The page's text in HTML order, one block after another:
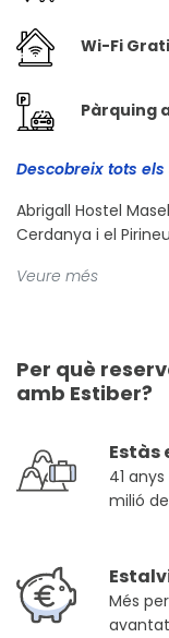
Wi-Fi
Pàrquing
Descobreix tots
Abrigall Hostel
Cerdanya i el
Veure més
Per què
amb Estiber?
Estàs
41
milió
Més